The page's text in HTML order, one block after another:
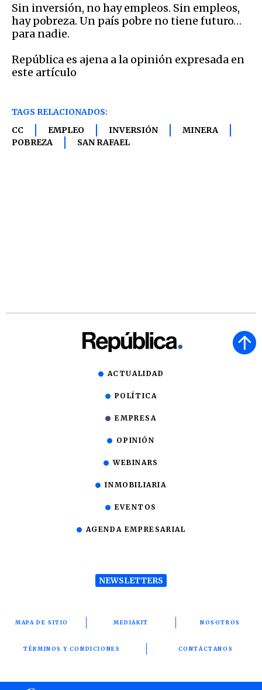
Sin inversión, no hay empleos. Sin empleos,
hay pobreza. Un país pobre no tiene futuro…
para nadie.
República es ajena a la opinión expresada en
este artículo
TAGS RELACIONADOS:
CC
EMPLEO INVERSIÓN
MINERA
POBREZA
SAN RAFAEL
ACTUALIDAD
POLÍTICA
EMPRESA
OPINIÓN
WEBINARS
INMOBILIARIA
EVENTOS
AGENDA EMPRESARIAL
NEWSLETTERS
MAPA DE SITIO MEDIAKIT NOSOTROS
TÉRMINOS Y CONDICIONES CONTÁCTANOS